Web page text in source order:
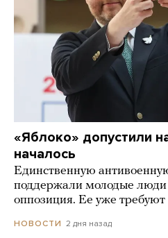
«Яблоко» допустили
началось
Единственную
поддержали молодые люди
оппозиция. Ее уже требуют
НОВОСТИ 2 дня назад